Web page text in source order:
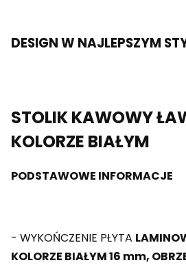
DESIGN W NAJLEPSZYM
STOLIK KAWOWY
KOLORZE BIAŁYM
PODSTAWOWE INFORMACJE
- WYKOŃCZENIE PŁYTA
KOLORZE BIAŁYM 16 mm,